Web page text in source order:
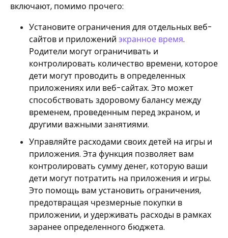
включают, помимо прочего:
Установите ограничения для отдельных веб-
сайтов и приложений экранное время.
Родители могут ограничивать и
контролировать количество времени, которое
дети могут проводить в определенных
приложениях или веб-сайтах. Это может
способствовать здоровому балансу между
временем, проведенным перед экраном, и
другими важными занятиями.
Управляйте расходами своих детей на игры и
приложения. Эта функция позволяет вам
контролировать сумму денег, которую ваши
дети могут потратить на приложения и игры.
Это помощь вам установить ограничения,
предотвращая чрезмерные покупки в
приложении, и удерживать расходы в рамках
заранее определенного бюджета.